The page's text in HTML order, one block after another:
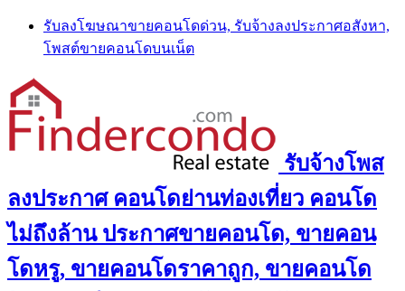
Skip
content
รับลงโฆษณาขายคอนโดด่วน, รับจ้างลงประกาศอสังหา,
โพสต์ขายคอนโดบนเน็ต
รับจ้างโพส
ลงประกาศ คอนโดย่านท่องเที่ยว คอนโด
ไม่ถึงล้าน ประกาศขายคอนโด, ขายคอน
โดหรู, ขายคอนโดราคาถูก, ขายคอนโด